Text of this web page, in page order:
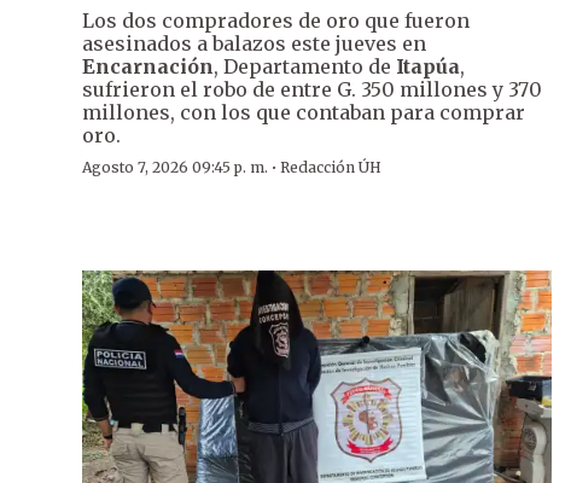
Los dos compradores de oro que fueron
asesinados a balazos este jueves en
Encarnación, Departamento de Itapúa,
sufrieron el robo de entre G. 350 millones y 370
millones, con los que contaban para comprar
oro.
Agosto 7, 2026 09:45 p. m. · Redacción ÚH